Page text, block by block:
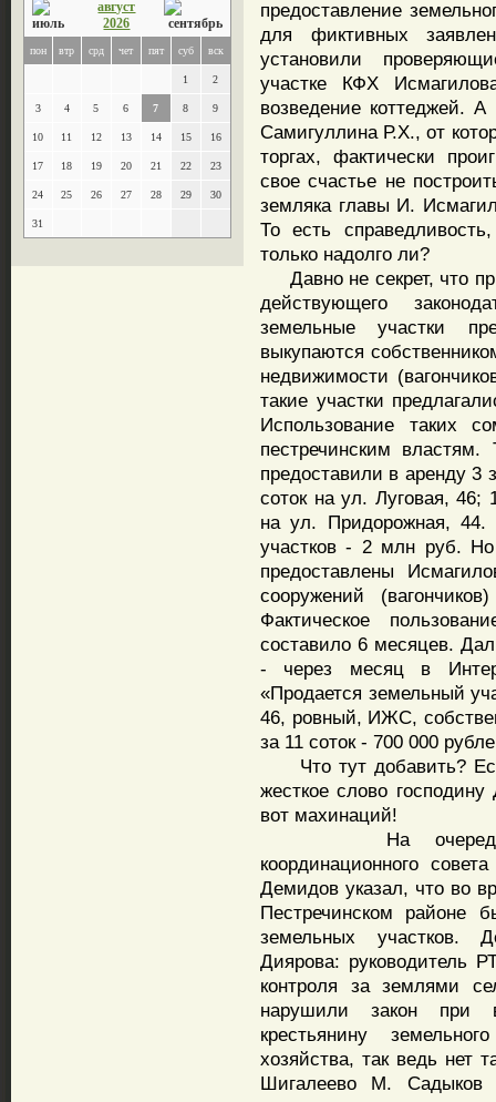
август
2026
пон втр срд чет пят суб вск
1 2
3 4 5 6 7 8 9
10 11 12 13 14 15 16
17 18 19 20 21 22 23
24 25 26 27 28 29 30
31
предоставление
для фиктивных
установили
участке КФХ
возведение коттеджей.
Самигуллина Р.Х., от
торгах, фактически
свое счастье не
земляка главы И.
То есть
только надолго ли?
Давно не секрет, что
действующего
земельные участки
выкупаются
недвижимости
такие участки
Использование таких
пестречинским
предоставили в аренду 3
соток на ул. Луговая, 46;
на ул. Придорожная, 44.
участков - 2 млн руб.
предоставлены
сооружений
Фактическое
составило 6 месяцев.
- через месяц в
«Продается земельный
46, ровный, ИЖС,
за 11 соток - 700 000
Что тут добавить?
жесткое слово
вот махинаций!
На очередном
координационного
Демидов указал, что во
Пестречинском районе
земельных участков.
Диярова: руководитель
контроля за землями
нарушили закон при
крестьянину
хозяйства, так ведь нет
Шигалеево М. Садыков